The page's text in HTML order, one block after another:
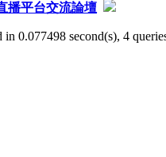
播平台交流論壇
in 0.077498 second(s), 4